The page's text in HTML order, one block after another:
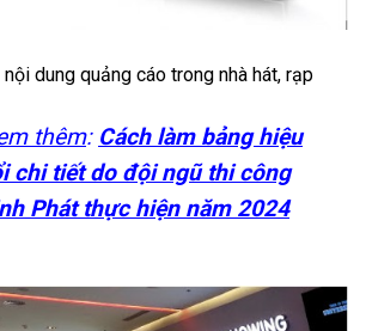
dung quảng cáo trong nhà hát, rạp
thêm: Cách làm bảng hiệu
chi tiết do đội ngũ thi công
Phát thực hiện năm 2024